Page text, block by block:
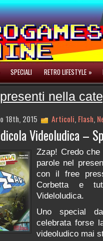
SPECIALI RETRO LIFESTYLE »
nella
18th, 2015 Articoli, Flash,
Videoludica –
Zzap! Credo
parole nel
con il free
Corbetta e
Videloludica.
Uno special
celebrata forse
videoludico mai